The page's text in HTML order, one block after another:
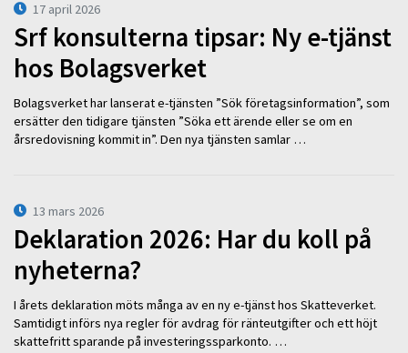
17 april 2026
Srf konsulterna tipsar: Ny e-tjänst
hos Bolagsverket
Bolagsverket har lanserat e-tjänsten ”Sök företagsinformation”, som
ersätter den tidigare tjänsten ”Söka ett ärende eller se om en
årsredovisning kommit in”. Den nya tjänsten samlar …
13 mars 2026
Deklaration 2026: Har du koll på
nyheterna?
I årets deklaration möts många av en ny e-tjänst hos Skatteverket.
Samtidigt införs nya regler för avdrag för ränteutgifter och ett höjt
skattefritt sparande på investeringssparkonto. …